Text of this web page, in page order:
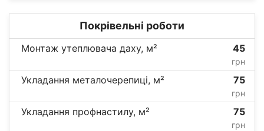
Покрівельні роботи
Монтаж утеплювача даху, м² 45
грн
Укладання металочерепиці, м² 75
грн
Укладання профнастилу, м² 75
грн